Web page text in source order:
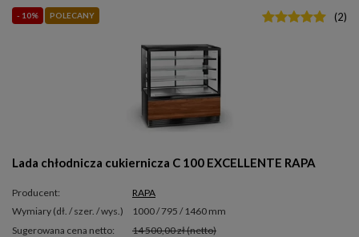
- 10% POLECANY
Lada chłodnicza cukiernicza C 100 EXCELLENTE RAPA
Producent:
RAPA
wymiary (dł. / szer. / wys.)
1000 / 795 / 1460 mm
Sugerowana cena netto:
14 500,00 zł(netto)
(2)